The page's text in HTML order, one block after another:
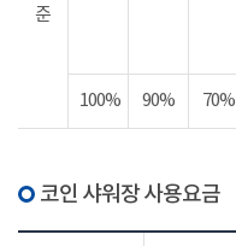
준
100% 90% 70%
코인 샤워장 사용요금